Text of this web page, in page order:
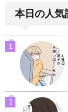
本日の人気